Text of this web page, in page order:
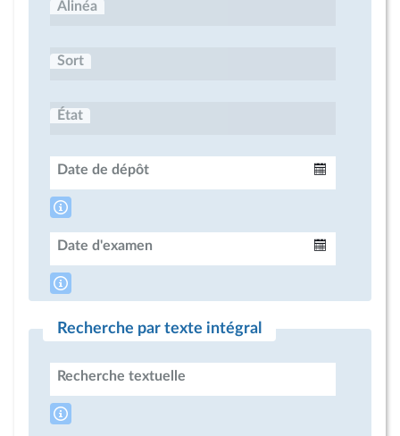
Alinéa
Sort
État
Date de dépôt
Date d'examen
Recherche par texte intégral
Recherche textuelle